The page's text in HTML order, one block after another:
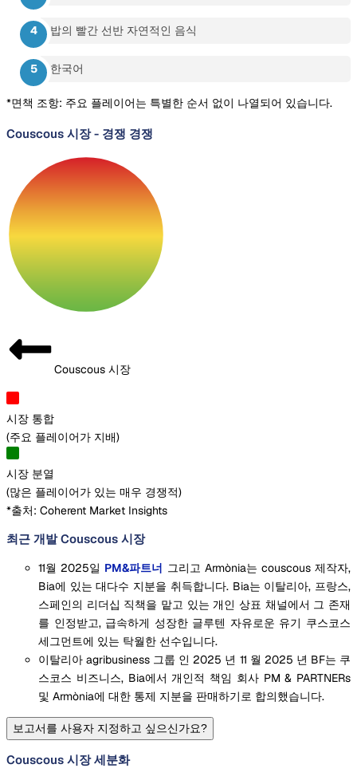
밥의 빨간 선반 자연적인 음식
한국어
*면책 조항: 주요 플레이어는 특별한 순서 없이 나열되어 있습니다.
Couscous 시장- 경쟁 경쟁
Couscous 시장
시장 통합
(주요 플레이어가 지배)
시장 분열
(많은 플레이어가 있는 매우 경쟁적)
*출처: Coherent Market Insights
최근 개발 Couscous 시장
11월 2025일 PM&파트너 그리고 Armònia는 couscous 제작자,
Bia에 있는 대다수 지분을 취득합니다. Bia는 이탈리아, 프랑스,
스페인의 리더십 직책을 맡고 있는 개인 상표 채널에서 그 존재
를 인정받고, 급속하게 성장한 글루텐 자유로운 유기 쿠스코스
세그먼트에 있는 탁월한 선수입니다.
이탈리아 agribusiness 그룹 인 2025 년 11 월 2025 년 BF는 쿠
스코스 비즈니스, Bia에서 개인적 책임 회사 PM & PARTNERs
및 Armònia에 대한 통제 지분을 판매하기로 합의했습니다.
보고서를 사용자 지정하고 싶으신가요?
Couscous 시장 세분화